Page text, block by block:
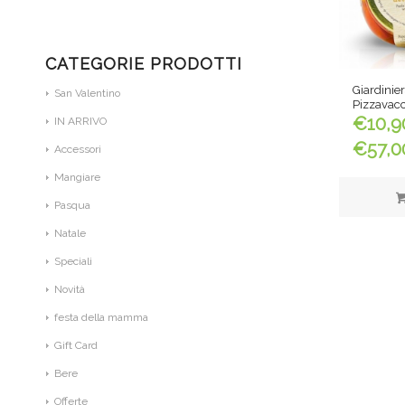
€
€
CATEGORIE PRODOTTI
San Valentino
IN ARRIVO
Accessori
Mangiare
Pasqua
Natale
Speciali
Novità
festa della mamma
Gift Card
Bere
Offerte